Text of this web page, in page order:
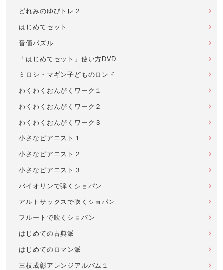
どれみのゆびトレ２
はじめてセット
音価パズル
「はじめてセット」使い方DVD
ミロシ・マギン子どものロンド
わくわくおんがくワーク１
わくわくおんがくワーク２
わくわくおんがくワーク３
小さなピアニスト１
小さなピアニスト２
小さなピアニスト３
バイオリンで弾くショパン
アルトサックスで吹くショパン
フルートで吹くショパン
はじめての古典派
はじめてのロマン派
三枝成彰アレンジアルバム１